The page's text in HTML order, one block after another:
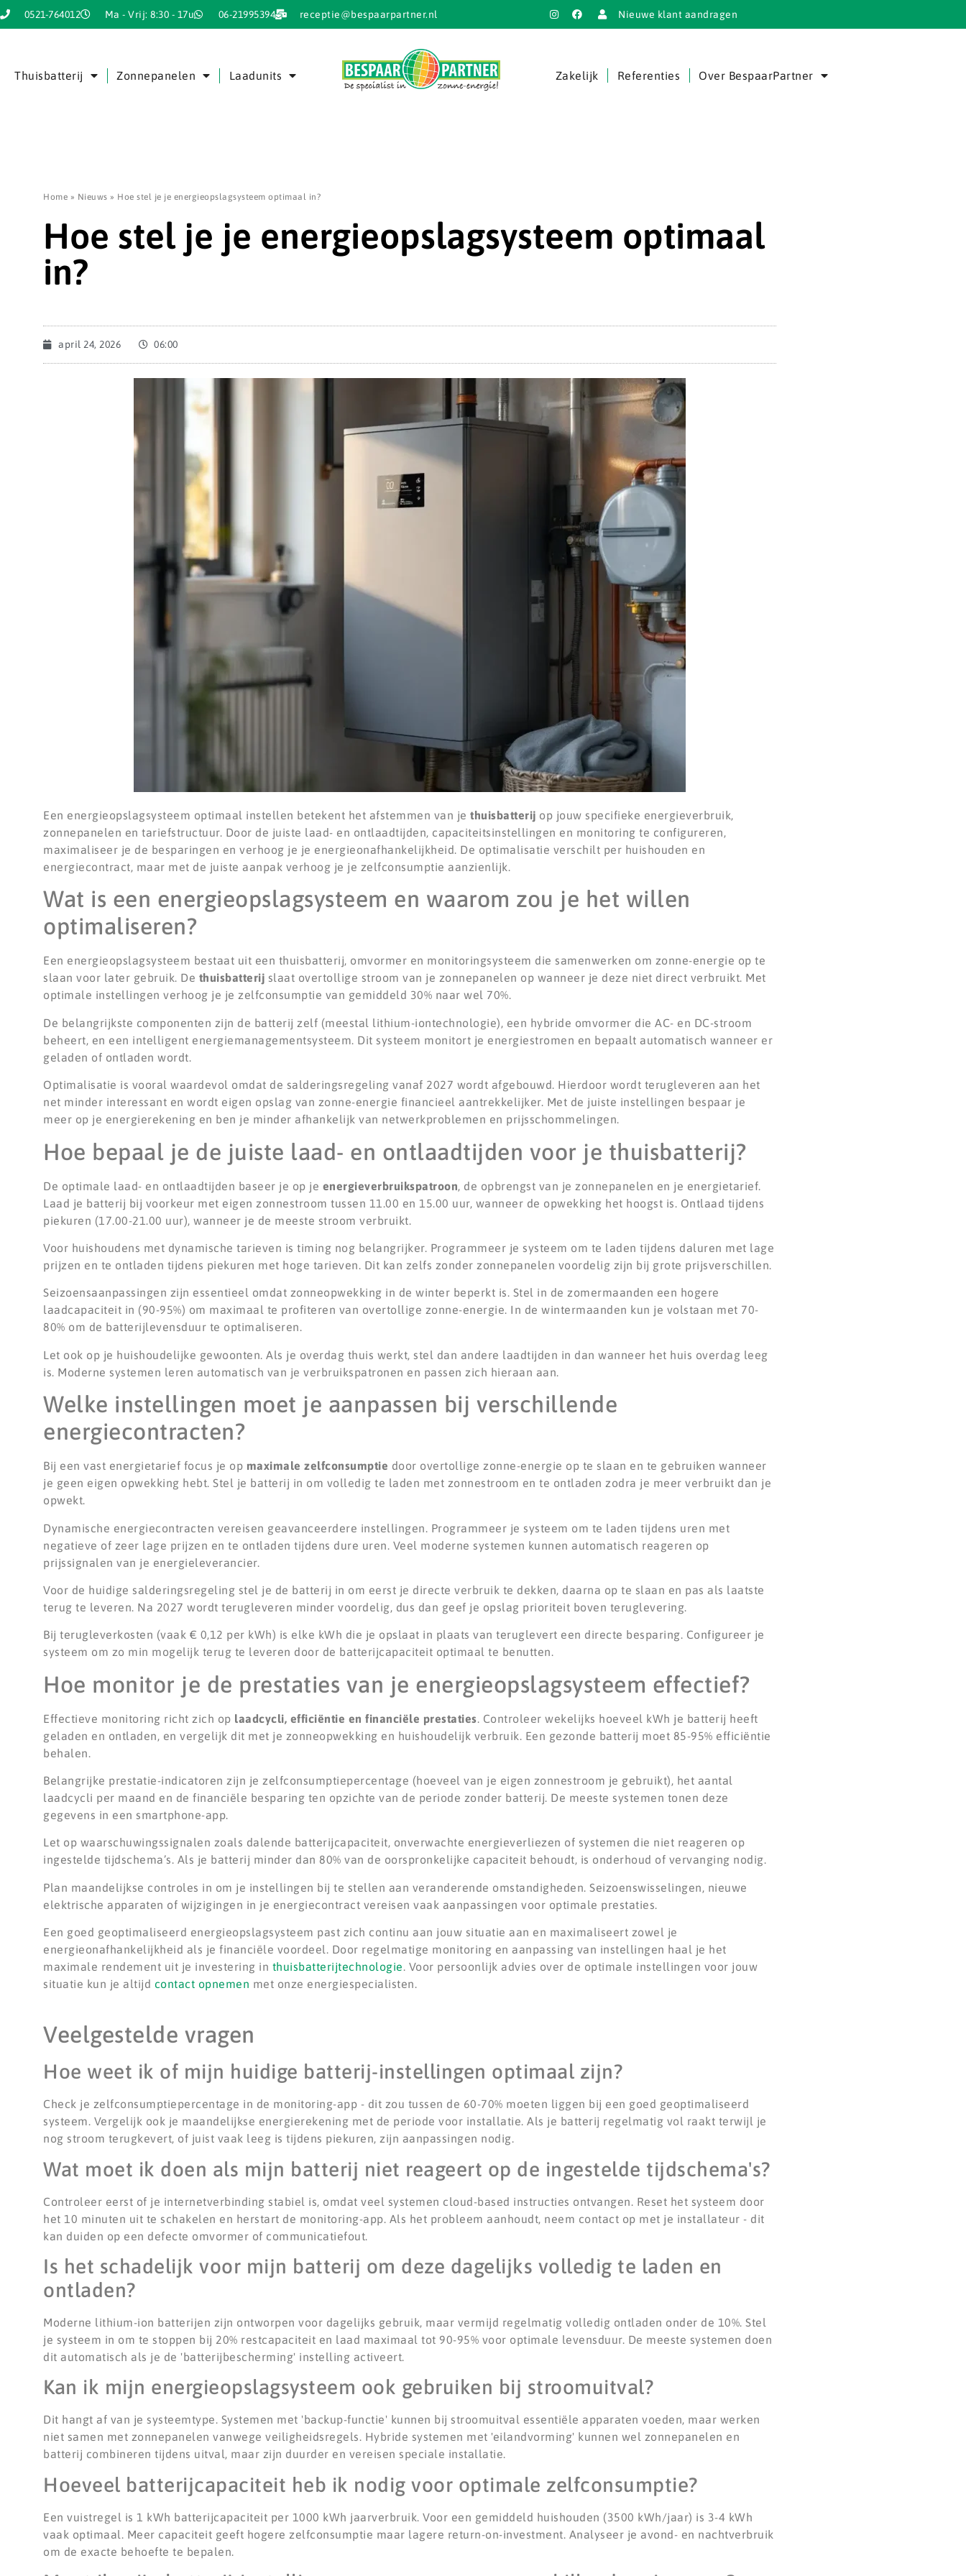
0521-764012 Ma - Vrij: 8:30 - 17u 06-21995394 receptie@bespaarpartner.nl Nieuwe klant aandragen
Thuisbatterij Zonnepanelen Laadunits Zakelijk Referenties Over BespaarPartner
Home » Nieuws » Hoe stel je je energieopslagsysteem optimaal in?
Hoe stel je je energieopslagsysteem optimaal
in?
april 24, 2026 06:00
Een energieopslagsysteem optimaal instellen betekent het afstemmen van je thuisbatterij op jouw specifieke energieverbruik,
zonnepanelen en tariefstructuur. Door de juiste laad- en ontlaadtijden, capaciteitsinstellingen en monitoring te configureren,
maximaliseer je de besparingen en verhoog je je energieonafhankelijkheid. De optimalisatie verschilt per huishouden en
energiecontract, maar met de juiste aanpak verhoog je je zelfconsumptie aanzienlijk.
Wat is een energieopslagsysteem en waarom zou je het willen
optimaliseren?
Een energieopslagsysteem bestaat uit een thuisbatterij, omvormer en monitoringsysteem die samenwerken om zonne-energie op te
slaan voor later gebruik. De thuisbatterij slaat overtollige stroom van je zonnepanelen op wanneer je deze niet direct verbruikt. Met
optimale instellingen verhoog je je zelfconsumptie van gemiddeld 30% naar wel 70%.
De belangrijkste componenten zijn de batterij zelf (meestal lithium-iontechnologie), een hybride omvormer die AC- en DC-stroom
beheert, en een intelligent energiemanagementsysteem. Dit systeem monitort je energiestromen en bepaalt automatisch wanneer er
geladen of ontladen wordt.
Optimalisatie is vooral waardevol omdat de salderingsregeling vanaf 2027 wordt afgebouwd. Hierdoor wordt terugleveren aan het
net minder interessant en wordt eigen opslag van zonne-energie financieel aantrekkelijker. Met de juiste instellingen bespaar je
meer op je energierekening en ben je minder afhankelijk van netwerkproblemen en prijsschommelingen.
Hoe bepaal je de juiste laad- en ontlaadtijden voor je thuisbatterij?
De optimale laad- en ontlaadtijden baseer je op je energieverbruikspatroon , de opbrengst van je zonnepanelen en je energietarief.
Laad je batterij bij voorkeur met eigen zonnestroom tussen 11.00 en 15.00 uur, wanneer de opwekking het hoogst is. Ontlaad tijdens
piekuren (17.00-21.00 uur), wanneer je de meeste stroom verbruikt.
Voor huishoudens met dynamische tarieven is timing nog belangrijker. Programmeer je systeem om te laden tijdens daluren met lage
prijzen en te ontladen tijdens piekuren met hoge tarieven. Dit kan zelfs zonder zonnepanelen voordelig zijn bij grote prijsverschillen.
Seizoensaanpassingen zijn essentieel omdat zonneopwekking in de winter beperkt is. Stel in de zomermaanden een hogere
laadcapaciteit in (90-95%) om maximaal te profiteren van overtollige zonne-energie. In de wintermaanden kun je volstaan met 70-
80% om de batterijlevensduur te optimaliseren.
Let ook op je huishoudelijke gewoonten. Als je overdag thuis werkt, stel dan andere laadtijden in dan wanneer het huis overdag leeg
is. Moderne systemen leren automatisch van je verbruikspatronen en passen zich hieraan aan.
Welke instellingen moet je aanpassen bij verschillende
energiecontracten?
Bij een vast energietarief focus je op maximale zelfconsumptie door overtollige zonne-energie op te slaan en te gebruiken wanneer
je geen eigen opwekking hebt. Stel je batterij in om volledig te laden met zonnestroom en te ontladen zodra je meer verbruikt dan je
opwekt.
Dynamische energiecontracten vereisen geavanceerdere instellingen. Programmeer je systeem om te laden tijdens uren met
negatieve of zeer lage prijzen en te ontladen tijdens dure uren. Veel moderne systemen kunnen automatisch reageren op
prijssignalen van je energieleverancier.
Voor de huidige salderingsregeling stel je de batterij in om eerst je directe verbruik te dekken, daarna op te slaan en pas als laatste
terug te leveren. Na 2027 wordt terugleveren minder voordelig, dus dan geef je opslag prioriteit boven teruglevering.
Bij terugleverkosten (vaak € 0,12 per kWh) is elke kWh die je opslaat in plaats van teruglevert een directe besparing. Configureer je
systeem om zo min mogelijk terug te leveren door de batterijcapaciteit optimaal te benutten.
Hoe monitor je de prestaties van je energieopslagsysteem effectief?
Effectieve monitoring richt zich op laadcycli, efficiëntie en financiële prestaties. Controleer wekelijks hoeveel kWh je batterij heeft
geladen en ontladen, en vergelijk dit met je zonneopwekking en huishoudelijk verbruik. Een gezonde batterij moet 85-95% efficiëntie
behalen.
Belangrijke prestatie-indicatoren zijn je zelfconsumptiepercentage (hoeveel van je eigen zonnestroom je gebruikt), het aantal
laadcycli per maand en de financiële besparing ten opzichte van de periode zonder batterij. De meeste systemen tonen deze
gegevens in een smartphone-app.
Let op waarschuwingssignalen zoals dalende batterijcapaciteit, onverwachte energieverliezen of systemen die niet reageren op
ingestelde tijdschema’s. Als je batterij minder dan 80% van de oorspronkelijke capaciteit behoudt, is onderhoud of vervanging nodig.
Plan maandelijkse controles in om je instellingen bij te stellen aan veranderende omstandigheden. Seizoenswisselingen, nieuwe
elektrische apparaten of wijzigingen in je energiecontract vereisen vaak aanpassingen voor optimale prestaties.
Een goed geoptimaliseerd energieopslagsysteem past zich continu aan jouw situatie aan en maximaliseert zowel je
energieonafhankelijkheid als je financiële voordeel. Door regelmatige monitoring en aanpassing van instellingen haal je het
maximale rendement uit je investering in thuisbatterijtechnologie. Voor persoonlijk advies over de optimale instellingen voor jouw
situatie kun je altijd contact opnemen met onze energiespecialisten.
Veelgestelde vragen
Hoe weet ik of mijn huidige batterij-instellingen optimaal zijn?
Check je zelfconsumptiepercentage in de monitoring-app - dit zou tussen de 60-70% moeten liggen bij een goed geoptimaliseerd
systeem. Vergelijk ook je maandelijkse energierekening met de periode voor installatie. Als je batterij regelmatig vol raakt terwijl je
nog stroom terugkevert, of juist vaak leeg is tijdens piekuren, zijn aanpassingen nodig.
Wat moet ik doen als mijn batterij niet reageert op de ingestelde tijdschema's?
Controleer eerst of je internetverbinding stabiel is, omdat veel systemen cloud-based instructies ontvangen. Reset het systeem door
het 10 minuten uit te schakelen en herstart de monitoring-app. Als het probleem aanhoudt, neem contact op met je installateur - dit
kan duiden op een defecte omvormer of communicatiefout.
Is het schadelijk voor mijn batterij om deze dagelijks volledig te laden en
ontladen?
Moderne lithium-ion batterijen zijn ontworpen voor dagelijks gebruik, maar vermijd regelmatig volledig ontladen onder de 10%. Stel
je systeem in om te stoppen bij 20% restcapaciteit en laad maximaal tot 90-95% voor optimale levensduur. De meeste systemen doen
dit automatisch als je de 'batterijbescherming' instelling activeert.
Kan ik mijn energieopslagsysteem ook gebruiken bij stroomuitval?
Dit hangt af van je systeemtype. Systemen met 'backup-functie' kunnen bij stroomuitval essentiële apparaten voeden, maar werken
niet samen met zonnepanelen vanwege veiligheidsregels. Hybride systemen met 'eilandvorming' kunnen wel zonnepanelen en
batterij combineren tijdens uitval, maar zijn duurder en vereisen speciale installatie.
Hoeveel batterijcapaciteit heb ik nodig voor optimale zelfconsumptie?
Een vuistregel is 1 kWh batterijcapaciteit per 1000 kWh jaarverbruik. Voor een gemiddeld huishouden (3500 kWh/jaar) is 3-4 kWh
vaak optimaal. Meer capaciteit geeft hogere zelfconsumptie maar lagere return-on-investment. Analyseer je avond- en nachtverbruik
om de exacte behoefte te bepalen.